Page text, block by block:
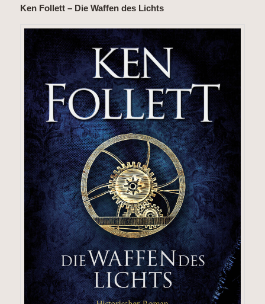
Ken Follett – Die Waffen des Lichts